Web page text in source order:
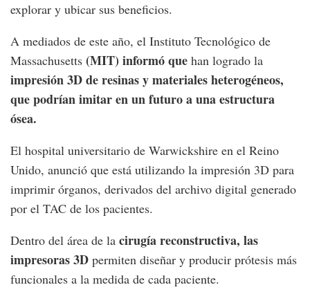
explorar y ubicar sus beneficios.
A mediados de este año, el Instituto Tecnológico de
Massachusetts (MIT) informó que han logrado la
impresión 3D de resinas y materiales heterogéneos,
que podrían imitar en un futuro a una estructura
ósea.
El hospital universitario de Warwickshire en el Reino
Unido, anunció que está utilizando la impresión 3D para
imprimir órganos, derivados del archivo digital generado
por el TAC de los pacientes.
Dentro del área de la cirugía reconstructiva, las
impresoras 3D permiten diseñar y producir prótesis más
funcionales a la medida de cada paciente.